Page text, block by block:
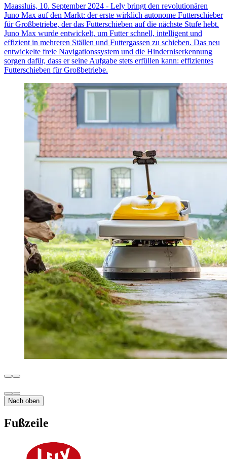
Maassluis, 10. September 2024 - Lely bringt den revolutionären
Juno Max auf den Markt: der erste wirklich autonome Futterschieber
für Großbetriebe, der das Futterschieben auf die nächste Stufe hebt.
Juno Max wurde entwickelt, um Futter schnell, intelligent und
effizient in mehreren Ställen und Futtergassen zu schieben. Das neu
entwickelte freie Navigationssystem und die Hinderniserkennung
sorgen dafür, dass er seine Aufgabe stets erfüllen kann: effizientes
Futterschieben für Großbetriebe.
Nach oben
Fußzeile